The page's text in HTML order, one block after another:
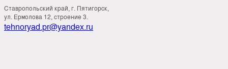
Ставропольский край, г. Пятигорск,
ул. Ермолова 12, строение 3.
tehnoryad.pr@yandex.ru